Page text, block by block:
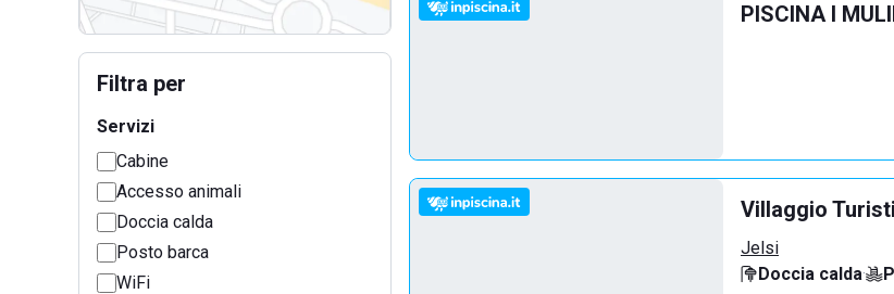
Filtra per
Servizi
Cabine
Accesso animali
Doccia calda
Posto barca
WiFi
PISCINA I
Villaggio
Jelsi
Doccia calda·